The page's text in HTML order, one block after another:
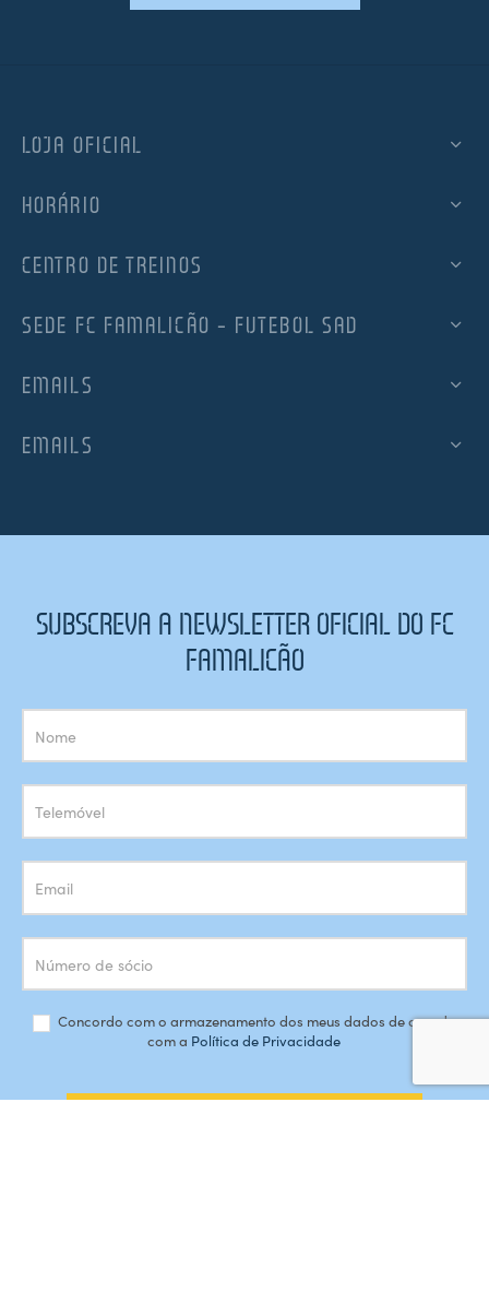
LOJA OFICIAL
HORÁRIO
CENTRO DE TREINOS
SEDE FC FAMALICÃO – FUTEBOL SAD
EMAILS
EMAILS
SUBSCREVA A NEWSLETTER OFICIAL DO FC
FAMALICÃO
Subscrição
Newsletter
Concordo com o armazenamento dos meus dados de acordo
com a Política de Privacidade